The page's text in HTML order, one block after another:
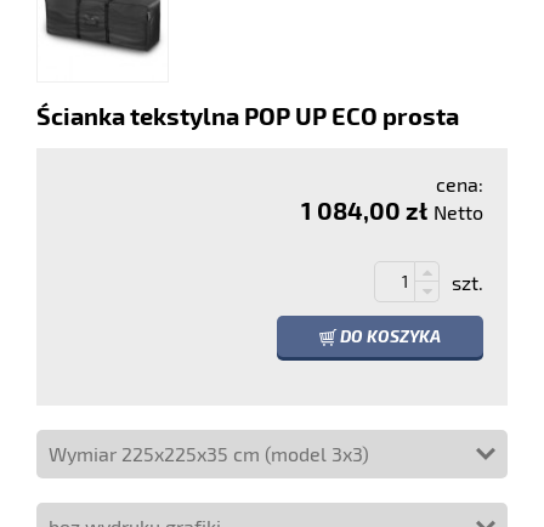
Ścianka tekstylna POP UP ECO prosta
cena:
1 084,00 zł Netto
szt.
DO KOSZYKA